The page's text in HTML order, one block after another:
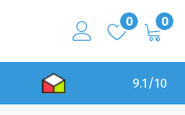
0 0
9.1/10